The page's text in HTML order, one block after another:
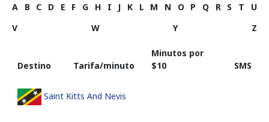
A B C D E F G H I J K L M N O P Q R S T
U
V
W Y Z
Destino Tarifa/minuto
Minutos por
⁦$10⁩
SMS
Saint Kitts And Nevis